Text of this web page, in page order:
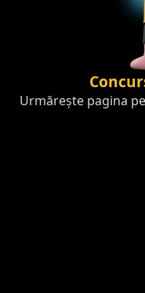
Urmărește pagina